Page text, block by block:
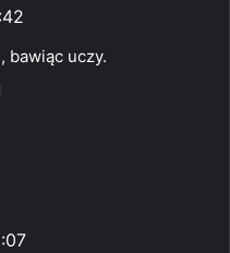
bawiąc uczy.